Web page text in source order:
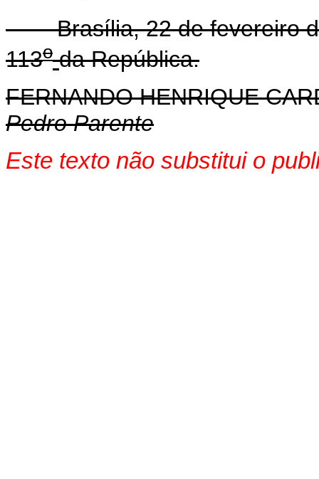
Brasília, 22 de fevereiro
113o da República.
FERNANDO HENRIQUE
Pedro Parente
Este texto não substitui o